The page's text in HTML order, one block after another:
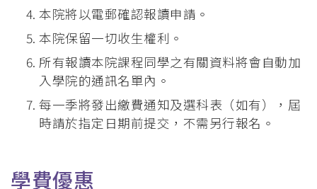
本院將以電郵確認報讀申請。
本院保留一切收生權利。
所有報讀本院課程同學之有關資料將會自動加
入學院的通訊名單內。
每一季將發出繳費通知及選科表（如有），屆
時請於指定日期前提交，不需另行報名。
學費優惠